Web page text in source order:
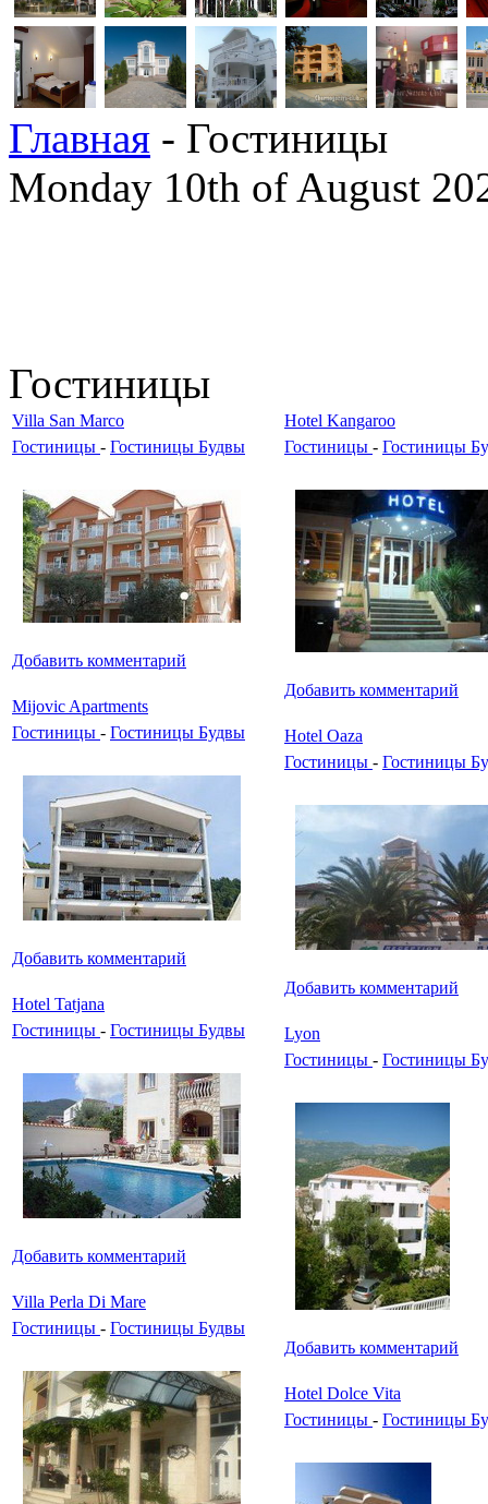
Главная - Гостиницы
Monday 10th of August
Гостиницы
Villa San Marco
Гостиницы - Гостиницы Будвы
Добавить комментарий
Mijovic Apartments
Гостиницы - Гостиницы Будвы
Добавить комментарий
Hotel Tatjana
Гостиницы - Гостиницы Будвы
Добавить комментарий
Villa Perla Di Mare
Гостиницы - Гостиницы Будвы
Hotel Kangaroo
Гостиницы - Гостиницы
Добавить комментарий
Hotel Oaza
Гостиницы - Гостиницы
Добавить комментарий
Lyon
Гостиницы - Гостиницы
Добавить комментарий
Hotel Dolce Vita
Гостиницы - Гостиницы